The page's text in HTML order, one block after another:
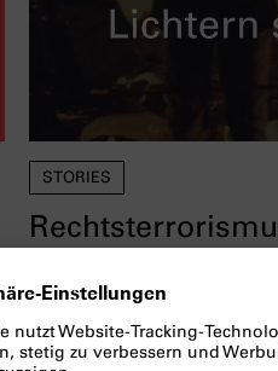
STORIES
Im Scrollytelling zur
einen Blick auf die